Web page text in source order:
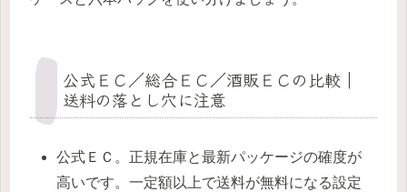
公式ＥＣ／総合ＥＣ／酒販ＥＣの比較｜
送料の落とし穴に注意
公式ＥＣ。正規在庫と最新パッケージの確度が
高いです。一定額以上で送料が無料になる設定